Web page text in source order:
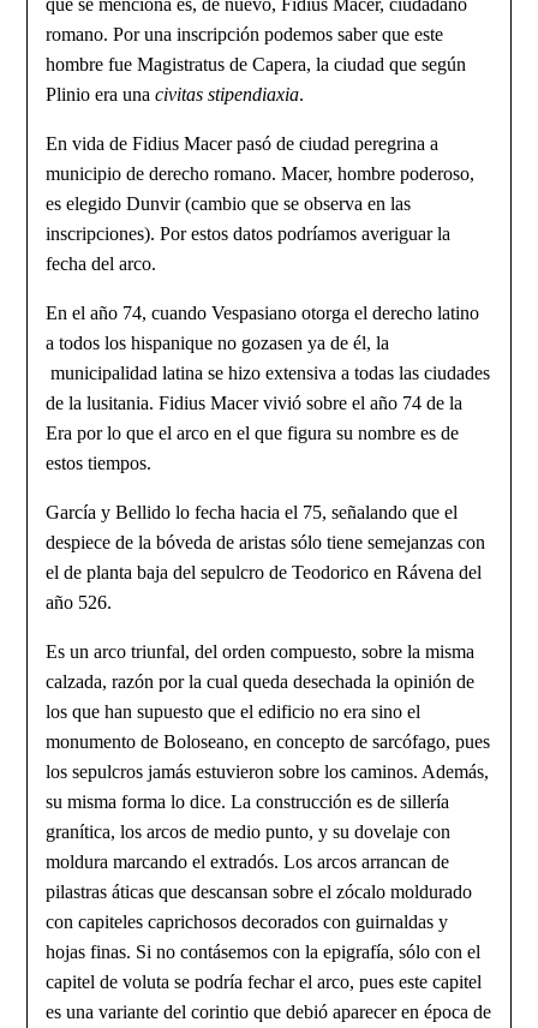
que se menciona es, de nuevo, Fidius Macer, ciudadano
romano. Por una inscripción podemos saber que este
hombre fue Magistratus de Capera, la ciudad que según
Plinio era unacivitas stipendiaxia.
En vida de Fidius Macer pasó de ciudad peregrina a
municipio de derecho romano. Macer, hombre poderoso,
es elegido Dunvir (cambio que se observa en las
inscripciones). Por estos datos podríamos averiguar la
fecha del arco.
En el año 74, cuando Vespasiano otorga el derecho latino
a todos los hispanique no gozasen ya de él, la
municipalidad latina se hizo extensiva a todas las ciudades
de la lusitania. Fidius Macer vivió sobre el año 74 de la
Era por lo que el arco en el que figura su nombre es de
estos tiempos.
García y Bellido lo fecha hacia el 75, señalando que el
despiece de la bóveda de aristas sólo tiene semejanzas con
el de planta baja del sepulcro de Teodorico en Rávena del
año 526.
Es un arco triunfal, del orden compuesto, sobre la misma
calzada, razón por la cual queda desechada la opinión de
los que han supuesto que el edificio no era sino el
monumento de Boloseano, en concepto de sarcófago, pues
los sepulcros jamás estuvieron sobre los caminos. Además,
su misma forma lo dice. La construcción es de sillería
granítica, los arcos de medio punto, y su dovelaje con
moldura marcando el extradós. Los arcos arrancan de
pilastras áticas que descansan sobre el zócalo moldurado
con capiteles caprichosos decorados con guirnaldas y
hojas finas. Si no contáse­mos con la epigrafía, sólo con el
capitel de voluta se podría fechar el arco, pues este capitel
es una variante del corintio que debió aparecer en época de